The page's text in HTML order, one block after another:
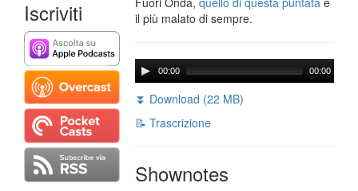
Iscriviti
il più malato di sempre.
00:00 00:00
⏬ Download (22 MB)
📝 Trascrizione
Shownotes